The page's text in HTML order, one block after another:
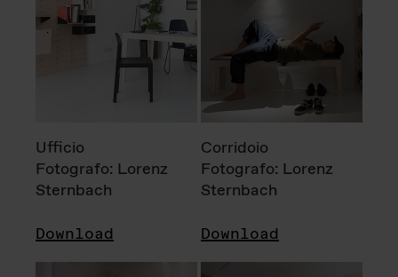
Ufficio
Fotografo: Lorenz
Sternbach
Download
Corridoio
Fotografo: Lorenz
Sternbach
Download